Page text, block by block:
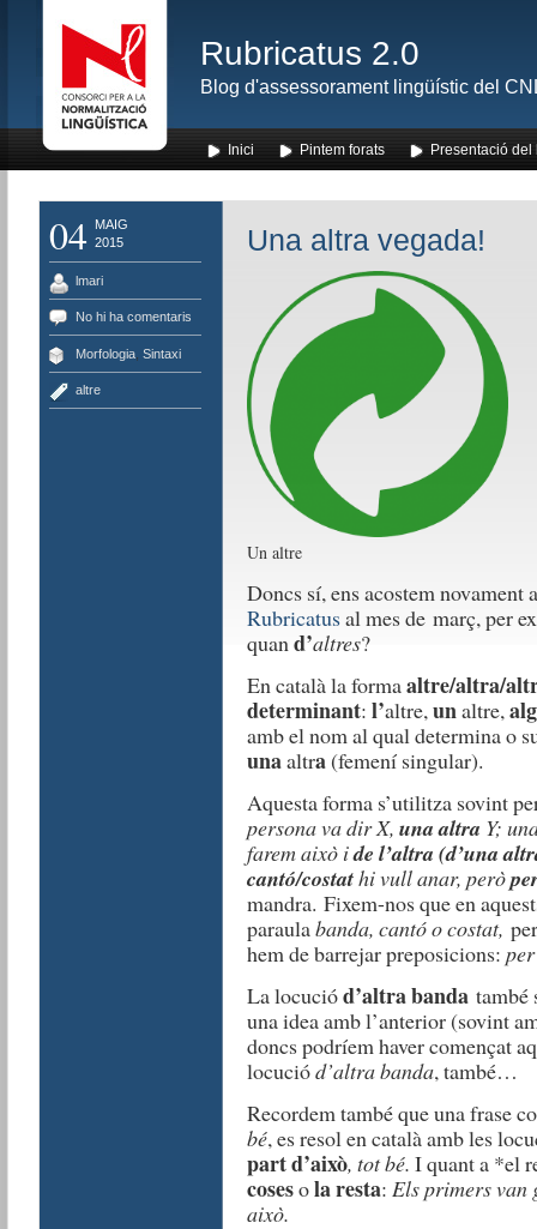
Rubricatus 2.0
Blog d'assessorament lingüístic del
Inici Pintem forats Presentació del
04
MAIG
2015
lmari
No hi ha comentaris
Morfologia, Sintaxi
altre
Una altra vegada!
Un altre
Doncs sí, ens acostem
Rubricatusal mes de març, per
quand’altres?
En català la formaaltre/altra/
determinant: l’altre,unaltre,
amb el nom al qual determina o
unaaltra (femení singular).
Aquesta forma s’utilitza sovint
persona va dir X, una altra Y;
farem això ide l’altra (d’una
cantó/costathi vull anar, però
mandra. Fixem-nos que en
paraulabanda, cantó o costat,
hem de barrejar preposicions:
La locuciód’altra bandatambé
una idea amb l’anterior (sovint
doncs podríem haver començat
locuciód’altra banda, també…
Recordem també que una frase
bé, es resol en català amb les
part d’això, tot bé. I quant a *el
cosesola resta: Els primers van
això.